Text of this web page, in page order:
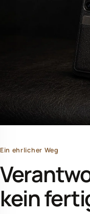
Ein ehrlicher Weg
kein